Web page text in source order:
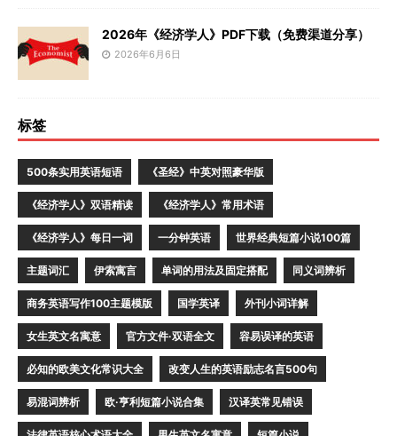
2026年《经济学人》PDF下载（免费渠道分享）
2026年6月6日
标签
500条实用英语短语 《圣经》中英对照豪华版
《经济学人》双语精读 《经济学人》常用术语
《经济学人》每日一词 一分钟英语 世界经典短篇小说100篇
主题词汇 伊索寓言 单词的用法及固定搭配 同义词辨析
商务英语写作100主题模版 国学英译 外刊小词详解
女生英文名寓意 官方文件·双语全文 容易误译的英语
必知的欧美文化常识大全 改变人生的英语励志名言500句
易混词辨析 欧·亨利短篇小说合集 汉译英常见错误